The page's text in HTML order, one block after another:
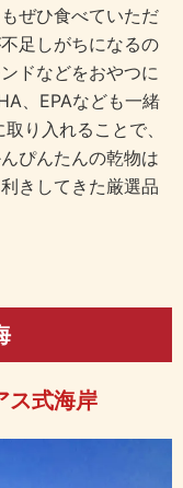
ぜひ食べていただ
足しがちになるの
ドなどをおやつに
、EPAなども一緒
り入れることで、
ぴんたんの乾物は
きしてきた厳選品
ス式海岸